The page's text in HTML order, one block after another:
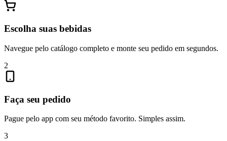
Escolha suas bebidas
Navegue pelo catálogo completo e monte seu pedido em segundos.
2
Faça seu pedido
Pague pelo app com seu método favorito. Simples assim.
3